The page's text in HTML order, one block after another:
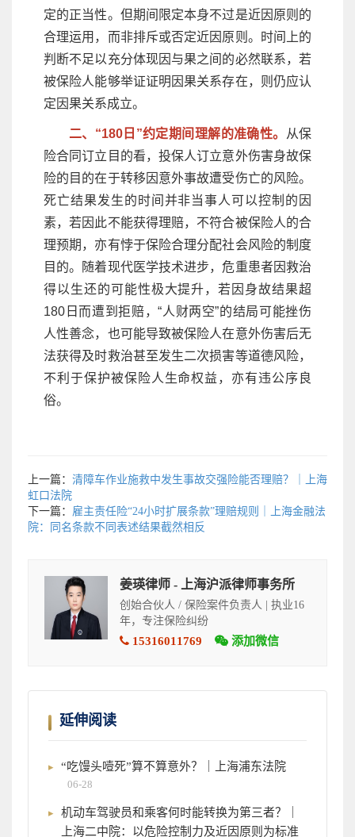
定的正当性。但期间限定本身不过是近因原则的
合理运用，而非排斥或否定近因原则。时间上的
判断不足以充分体现因与果之间的必然联系，若
被保险人能够举证证明因果关系存在，则仍应认
定因果关系成立。
二、“180日”约定期间理解的准确性。
从保
险合同订立目的看，投保人订立意外伤害身故保
险的目的在于转移因意外事故遭受伤亡的风险。
死亡结果发生的时间并非当事人可以控制的因
素，若因此不能获得理赔，不符合被保险人的合
理预期，亦有悖于保险合理分配社会风险的制度
目的。随着现代医学技术进步，危重患者因救治
得以生还的可能性极大提升，若因身故结果超
180日而遭到拒赔，“人财两空”的结局可能挫伤
人性善念，也可能导致被保险人在意外伤害后无
法获得及时救治甚至发生二次损害等道德风险，
不利于保护被保险人生命权益，亦有违公序良
俗。
上一篇： 清障车作业施救中发生事故交强险能否理赔？｜上海
虹口法院
下一篇： 雇主责任险“24小时扩展条款”理赔规则｜上海金融法
院：同名条款不同表述结果截然相反
姜瑛律师 - 上海沪派律师事务所
创始合伙人 / 保险案件负责人 | 执业16
年，专注保险纠纷
15316011769 添加微信
延伸阅读
“吃馒头噎死”算不算意外？｜上海浦东法院
06-28
机动车驾驶员和乘客何时能转换为第三者？｜
上海二中院：以危险控制力及近因原则为标准